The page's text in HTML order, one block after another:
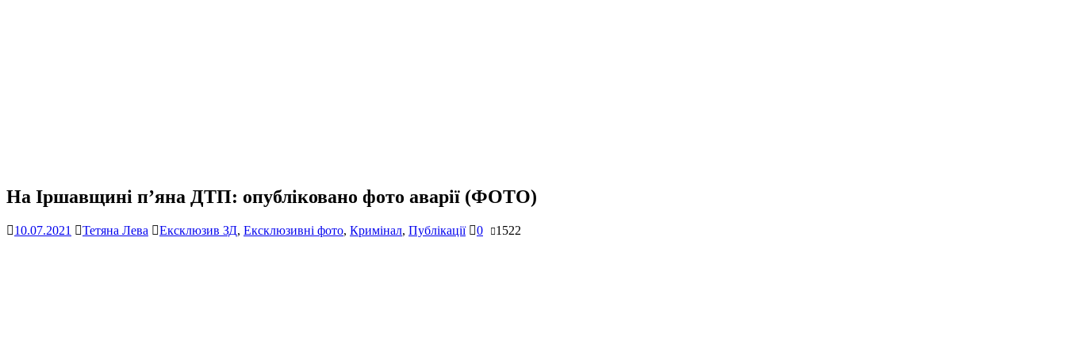
На Іршавщині п’яна ДТП: опубліковано фото аварії (ФОТО)
10.07.2021 Тетяна Лева Ексклюзив ЗД, Ексклюзивні фото, Кримінал, Публікації 0 1522